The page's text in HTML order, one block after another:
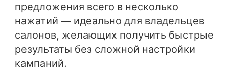
предложения всего в несколько
нажатий — идеально для владельцев
салонов, желающих получить быстрые
результаты без сложной настройки
кампаний.